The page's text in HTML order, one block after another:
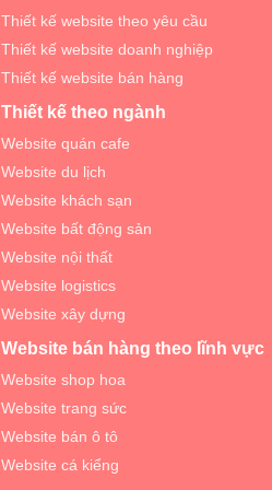
Thiết kế website theo yêu cầu
Thiết kế website doanh nghiệp
Thiết kế website bán hàng
Thiết kế theo ngành
Website quán cafe
Website du lịch
Website khách sạn
Website bất động sản
Website nội thất
Website logistics
Website xây dựng
Website bán hàng theo lĩnh vực
Website shop hoa
Website trang sức
Website bán ô tô
Website cá kiểng